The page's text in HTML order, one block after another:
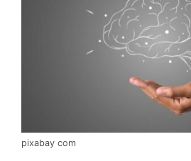
pixabay com